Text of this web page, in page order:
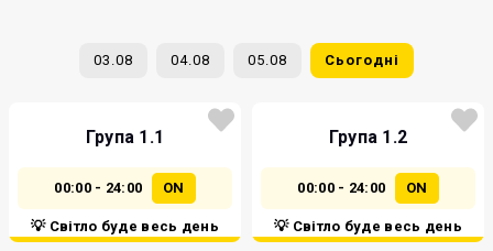
03.08 04.08 05.08 Сьогодні
Група 1.1
00:00 - 24:00 ON
💡 Світло буде весь день
Група 1.2
00:00 - 24:00 ON
💡 Світло буде весь день